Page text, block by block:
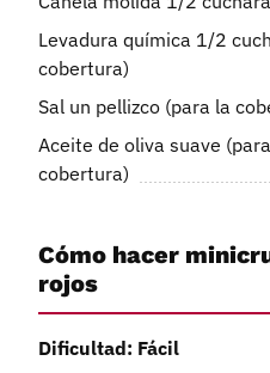
Levadura química 1/2
cobertura)
Sal un pellizco (para la
Aceite de oliva suave
cobertura)
Cómo hacer
rojos
Dificultad: Fácil